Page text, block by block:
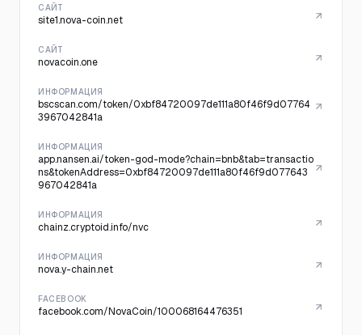
САЙТ
site1.nova-coin.net
САЙТ
novacoin.one
ИНФОРМАЦИЯ
bscscan.com/token/0xbf84720097de111a80f46f9d07764
3967042841a
ИНФОРМАЦИЯ
app.nansen.ai/token-god-mode?chain=bnb&tab=transactio
ns&tokenAddress=0xbf84720097de111a80f46f9d077643
967042841a
ИНФОРМАЦИЯ
chainz.cryptoid.info/nvc
ИНФОРМАЦИЯ
nova.y-chain.net
FACEBOOK
facebook.com/NovaCoin/100068164476351